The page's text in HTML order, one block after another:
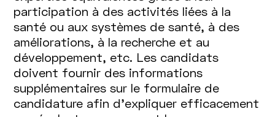
participation à des activités liées à la
santé ou aux systèmes de santé, à des
améliorations, à la recherche et au
développement, etc. Les candidats
doivent fournir des informations
supplémentaires sur le formulaire de
candidature afin d’expliquer efficacement